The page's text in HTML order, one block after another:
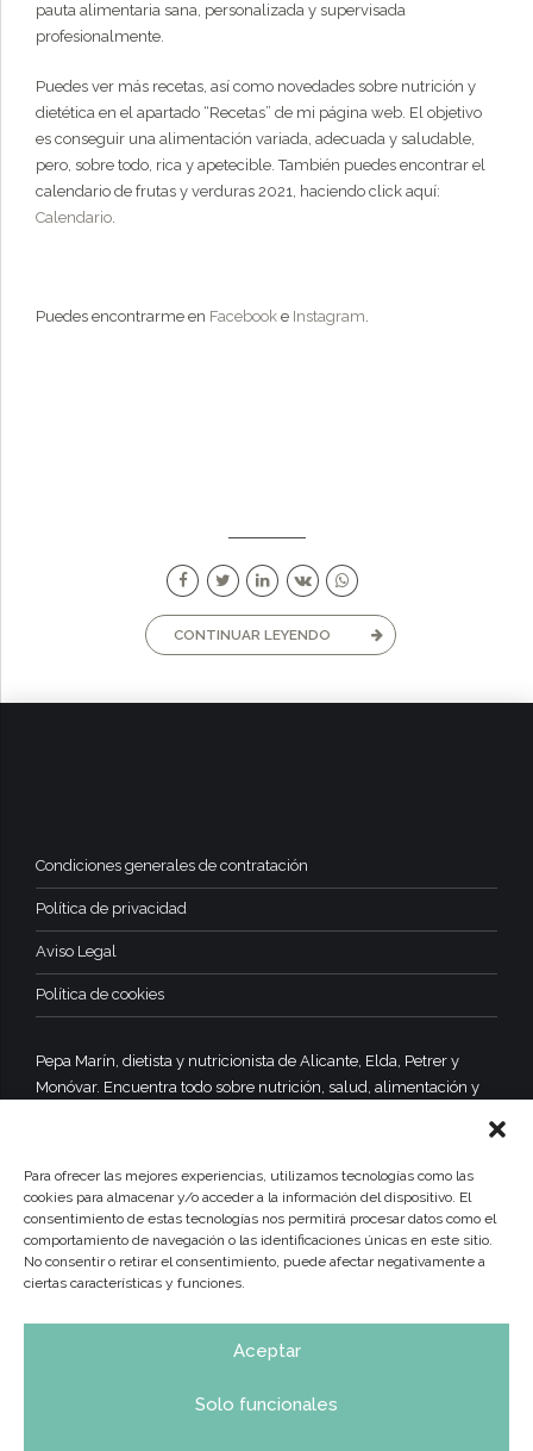
Para ofrecer las mejores experiencias, utilizamos tecnologías como las
cookies para almacenar y/o acceder a la información del dispositivo. El
consentimiento de estas tecnologías nos permitirá procesar datos como el
comportamiento de navegación o las identificaciones únicas en este sitio.
No consentir o retirar el consentimiento, puede afectar negativamente a
ciertas características y funciones.
Aceptar
Solo funcionales
pauta alimentaria sana, personalizada y supervisada
profesionalmente.
Puedes ver más recetas, así como novedades sobre nutrición y
dietética en el apartado “Recetas” de mi página web. El objetivo
es conseguir una alimentación variada, adecuada y saludable,
pero, sobre todo, rica y apetecible. También puedes encontrar el
calendario de frutas y verduras 2021, haciendo click aquí:
Calendario
Puedes encontrarme en Facebook e Instagram
CONTINUAR LEYENDO
Condiciones generales de contratación
Política de privacidad
Aviso Legal
Política de cookies
Pepa Marín, dietista y nutricionista de Alicante, Elda, Petrer y
Monóvar. Encuentra todo sobre nutrición, salud, alimentación y